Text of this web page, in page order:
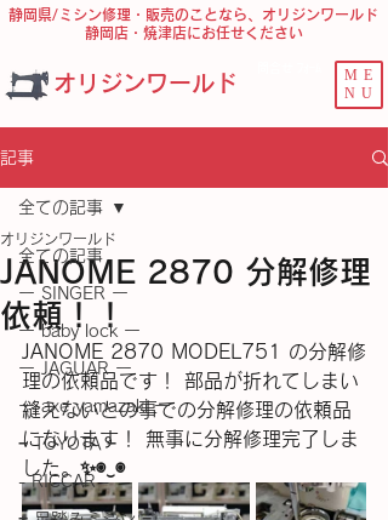
オリジンワールド
ME
NU
静岡県/ミシン修理・販売のことなら、オリジンワールド
静岡店・焼津店にお任せください
記事
全ての記事
ー SINGER ー
ー baby lock ー
ー JAGUAR ー
ー axe yamazaki ー
− TOYOTA −
- RICCAR -
全ての記事
JANOME 2870 分解修理
依頼！！
オリジンワールド
JANOME 2870 MODEL751 の分解修
理の依頼品です！ 部品が折れてしまい
縫えないとの事での分解修理の依頼品
になります！ 無事に分解修理完了しま
した。✨️◉⁠‿⁠◉